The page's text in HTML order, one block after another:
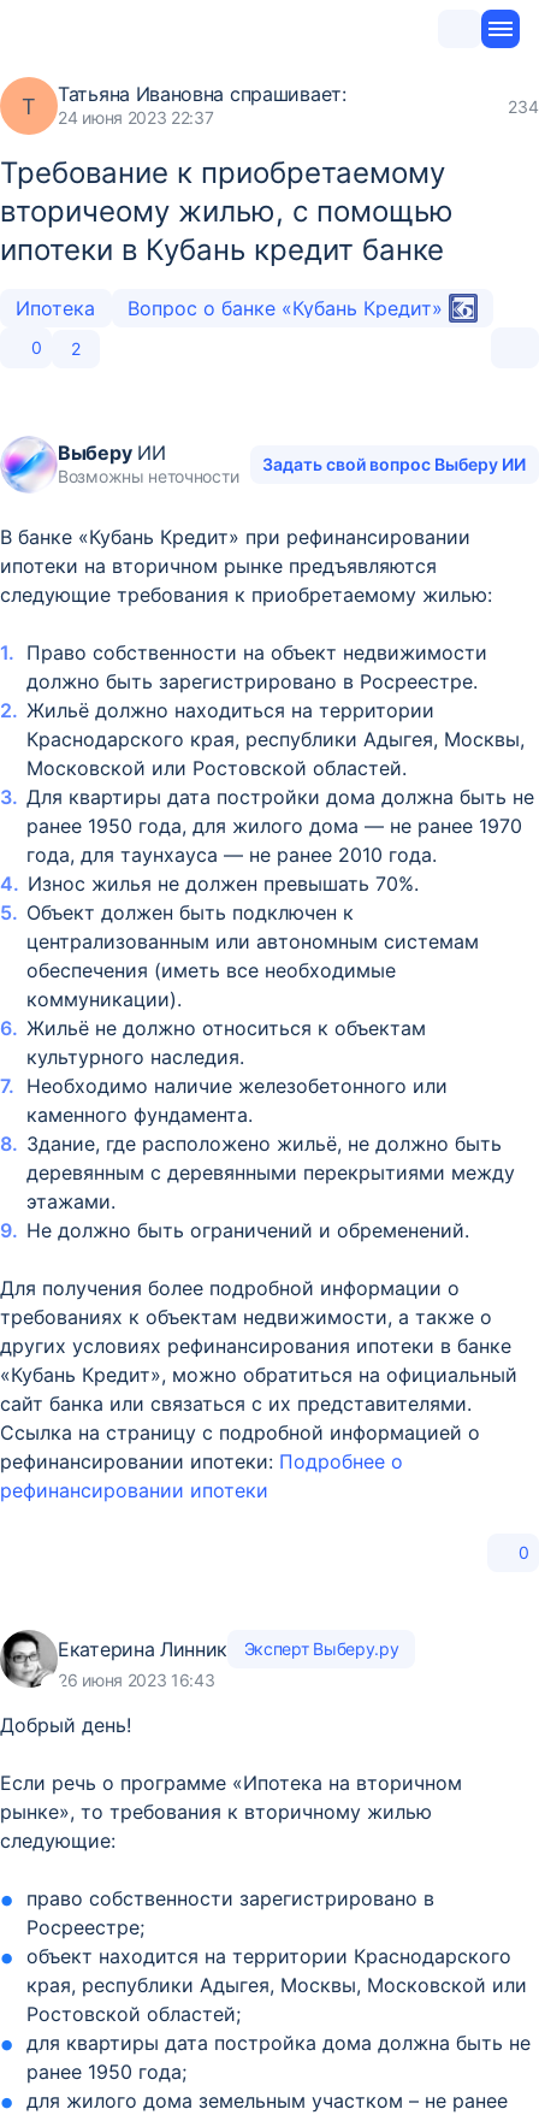
Т Татьяна Ивановна спрашивает:
24 июня 2023 22:37
234
Требование к приобретаемому
вторичеому жилью, с помощью
ипотеки в Кубань кредит банке
Ипотека Вопрос о банке «Кубань Кредит»
0 2
ВыберуИИ
Возможны неточности
Задать свой вопрос Выберу ИИ
В банке «Кубань Кредит» при рефинансировании
ипотеки на вторичном рынке предъявляются
следующие требования к приобретаемому жилью:
Право собственности на объект недвижимости
должно быть зарегистрировано в Росреестре.
Жильё должно находиться на территории
Краснодарского края, республики Адыгея, Москвы,
Московской или Ростовской областей.
Для квартиры дата постройки дома должна быть не
ранее 1950 года, для жилого дома — не ранее 1970
года, для таунхауса — не ранее 2010 года.
Износ жилья не должен превышать 70%.
Объект должен быть подключен к
централизованным или автономным системам
обеспечения (иметь все необходимые
коммуникации).
Жильё не должно относиться к объектам
культурного наследия.
Необходимо наличие железобетонного или
каменного фундамента.
Здание, где расположено жильё, не должно быть
деревянным с деревянными перекрытиями между
этажами.
Не должно быть ограничений и обременений.
Для получения более подробной информации о
требованиях к объектам недвижимости, а также о
других условиях рефинансирования ипотеки в банке
«Кубань Кредит», можно обратиться на официальный
сайт банка или связаться с их представителями.
Ссылка на страницу с подробной информацией о
рефинансировании ипотеки: Подробнее о
рефинансировании ипотеки
0
Екатерина Линник
Эксперт Выберу.ру
26 июня 2023 16:43
Добрый день!
Если речь о программе «Ипотека на вторичном
рынке», то требования к вторичному жилью
следующие:
право собственности зарегистрировано в
Росреестре;
объект находится на территории Краснодарского
края, республики Адыгея, Москвы, Московской или
Ростовской областей;
для квартиры дата постройка дома должна быть не
ранее 1950 года;
для жилого дома земельным участком – не ранее